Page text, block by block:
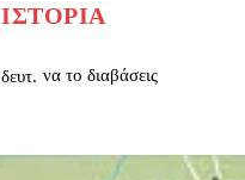
ΙΣΤΟΡΊΑ
δευτ. να το διαβάσεις